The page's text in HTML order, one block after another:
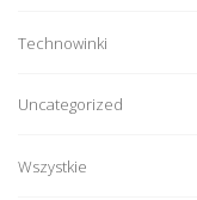
Technowinki
Uncategorized
Wszystkie